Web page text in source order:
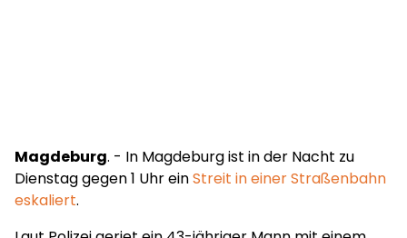
Magdeburg. - In Magdeburg ist in der Nacht zu
Dienstag gegen 1 Uhr einStreit in einer Straßenbahn
eskaliert.